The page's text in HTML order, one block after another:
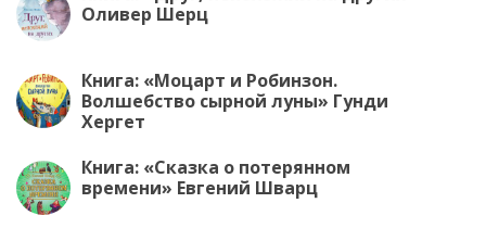
Оливер Шерц
Книга: «Моцарт и Робинзон.
Волшебство сырной луны» Гунди
Хергет
Книга: «Сказка о потерянном
времени» Евгений Шварц